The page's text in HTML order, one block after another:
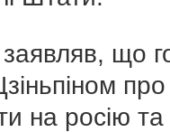
що
на росію та